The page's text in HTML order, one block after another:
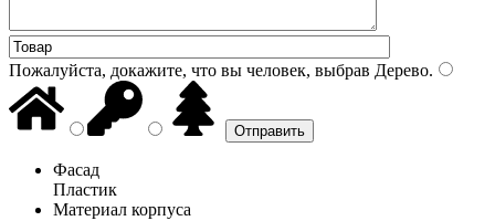
Пожалуйста, докажите, что вы человек, выбрав Дерево.
Фасад
Пластик
Материал корпуса